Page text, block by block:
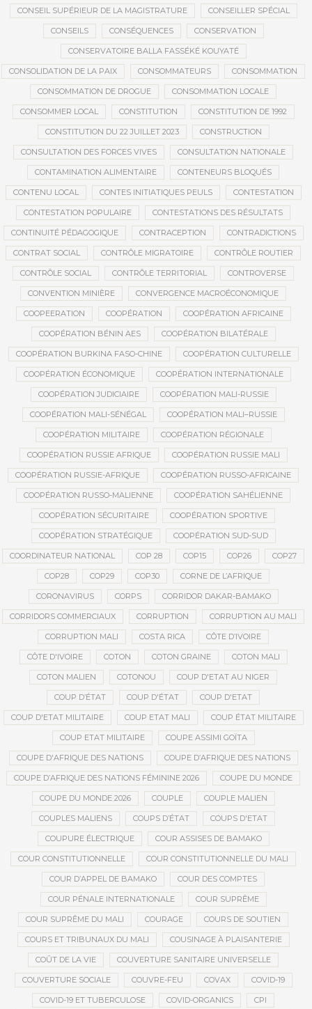
CONSEIL SUPÉRIEUR DE LA MAGISTRATURE CONSEILLER SPÉCIAL
CONSEILS CONSÉQUENCES CONSERVATION
CONSERVATOIRE BALLA FASSÉKÉ KOUYATÉ
CONSOLIDATION DE LA PAIX CONSOMMATEURS CONSOMMATION
CONSOMMATION DE DROGUE CONSOMMATION LOCALE
CONSOMMER LOCAL CONSTITUTION CONSTITUTION DE 1992
CONSTITUTION DU 22 JUILLET 2023 CONSTRUCTION
CONSULTATION DES FORCES VIVES CONSULTATION NATIONALE
CONTAMINATION ALIMENTAIRE CONTENEURS BLOQUÉS
CONTENU LOCAL CONTES INITIATIQUES PEULS CONTESTATION
CONTESTATION POPULAIRE CONTESTATIONS DES RÉSULTATS
CONTINUITÉ PÉDAGOGIQUE CONTRACEPTION CONTRADICTIONS
CONTRAT SOCIAL CONTRÔLE MIGRATOIRE CONTRÔLE ROUTIER
CONTRÔLE SOCIAL CONTRÔLE TERRITORIAL CONTROVERSE
CONVENTION MINIÈRE CONVERGENCE MACROÉCONOMIQUE
COOPEERATION COOPÉRATION COOPÉRATION AFRICAINE
COOPÉRATION BÉNIN AES COOPÉRATION BILATÉRALE
COOPÉRATION BURKINA FASO-CHINE COOPÉRATION CULTURELLE
COOPÉRATION ÉCONOMIQUE COOPÉRATION INTERNATIONALE
COOPÉRATION JUDICIAIRE COOPÉRATION MALI-RUSSIE
COOPÉRATION MALI-SÉNÉGAL COOPÉRATION MALI–RUSSIE
COOPÉRATION MILITAIRE COOPÉRATION RÉGIONALE
COOPÉRATION RUSSIE AFRIQUE COOPÉRATION RUSSIE MALI
COOPÉRATION RUSSIE-AFRIQUE COOPÉRATION RUSSO-AFRICAINE
COOPÉRATION RUSSO-MALIENNE COOPÉRATION SAHÉLIENNE
COOPÉRATION SÉCURITAIRE COOPÉRATION SPORTIVE
COOPÉRATION STRATÉGIQUE COOPÉRATION SUD-SUD
COORDINATEUR NATIONAL COP 28 COP15 COP26 COP27
COP28 COP29 COP30 CORNE DE L’AFRIQUE
CORONAVIRUS CORPS CORRIDOR DAKAR-BAMAKO
CORRIDORS COMMERCIAUX CORRUPTION CORRUPTION AU MALI
CORRUPTION MALI COSTA RICA CÔTE D’IVOIRE
CÔTE D'IVOIRE COTON COTON GRAINE COTON MALI
COTON MALIEN COTONOU COUP D'ETAT AU NIGER
COUP D’ÉTAT COUP D'ÉTAT COUP D'ETAT
COUP D'ETAT MILITAIRE COUP ETAT MALI COUP ÉTAT MILITAIRE
COUP ETAT MILITAIRE COUPE ASSIMI GOÏTA
COUPE D'AFRIQUE DES NATIONS COUPE D’AFRIQUE DES NATIONS
COUPE D’AFRIQUE DES NATIONS FÉMININE 2026 COUPE DU MONDE
COUPE DU MONDE 2026 COUPLE COUPLE MALIEN
COUPLES MALIENS COUPS D’ÉTAT COUPS D'ETAT
COUPURE ÉLECTRIQUE COUR ASSISES DE BAMAKO
COUR CONSTITUTIONNELLE COUR CONSTITUTIONNELLE DU MALI
COUR D’APPEL DE BAMAKO COUR DES COMPTES
COUR PÉNALE INTERNATIONALE COUR SUPRÊME
COUR SUPRÊME DU MALI COURAGE COURS DE SOUTIEN
COURS ET TRIBUNAUX DU MALI COUSINAGE À PLAISANTERIE
COÛT DE LA VIE COUVERTURE SANITAIRE UNIVERSELLE
COUVERTURE SOCIALE COUVRE-FEU COVAX COVID-19
COVID-19 ET TUBERCULOSE COVID-ORGANICS CPI